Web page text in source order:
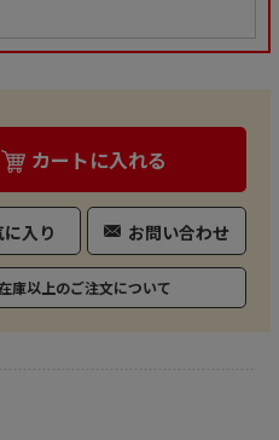
カートに入れる
に入り お問い合わせ
在庫以上のご注文について